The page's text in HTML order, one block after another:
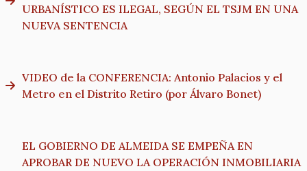
URBANÍSTICO ES ILEGAL, SEGÚN EL TSJM EN UNA
NUEVA SENTENCIA
VIDEO de la CONFERENCIA: Antonio Palacios y el
Metro en el Distrito Retiro (por Álvaro Bonet)
EL GOBIERNO DE ALMEIDA SE EMPEÑA EN
APROBAR DE NUEVO LA OPERACIÓN INMOBILIARIA